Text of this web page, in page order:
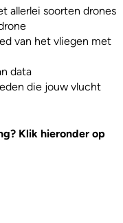
allerlei soorten drones
van het vliegen met
data
die jouw vlucht
Klik hieronder op